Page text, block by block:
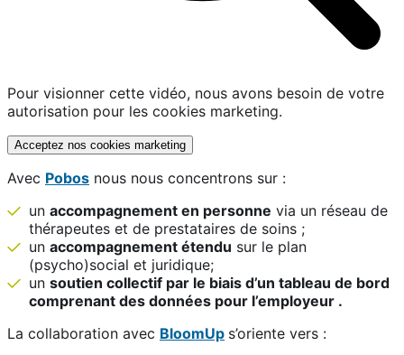
Pour visionner cette vidéo, nous avons besoin de votre
autorisation pour les cookies marketing.
Acceptez nos cookies marketing
Avec Pobos nous nous concentrons sur :
un accompagnement en personne via un réseau de
thérapeutes et de prestataires de soins ;
un accompagnement étendu sur le plan
(psycho)social et juridique;
un soutien collectif par le biais d’un tableau de bord
comprenant des données pour l’employeur .
La collaboration avec BloomUp s’oriente vers :